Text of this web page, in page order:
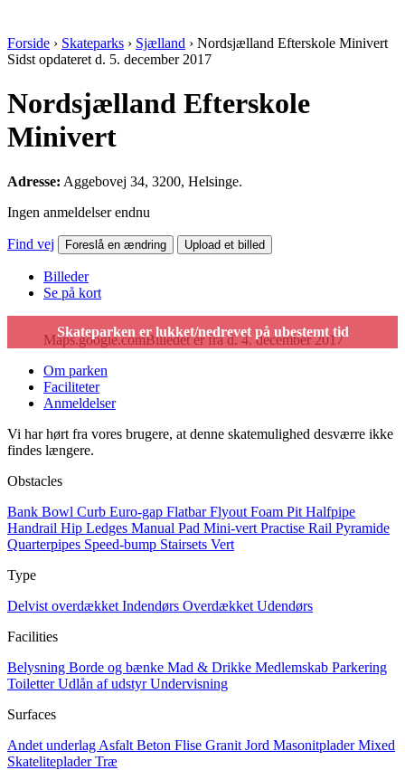
Forside › Skateparks › Sjælland › Nordsjælland Efterskole Minivert
Sidst opdateret d. 5. december 2017
Nordsjælland Efterskole
Minivert
Adresse: Aggebovej 34, 3200, Helsinge.
Ingen anmeldelser endnu
Find vej Foreslå en ændring Upload et billed
Billeder
Se på kort
Maps.google.comBilledet er fra d. 4. december 2017
Om parken
Faciliteter
Anmeldelser
Vi har hørt fra vores brugere, at denne skatemulighed desværre ikke
findes længere.
Obstacles
Bank Bowl Curb Euro-gap FlatbarFlyout Foam Pit Halfpipe
Handrail Hip Ledges Manual Pad Mini-vert Practise Rail Pyramide
Quarterpipes Speed-bump Stairsets Vert
Type
Delvist overdækket Indendørs Overdækket Udendørs
Facilities
Belysning Borde og bænke Mad & Drikke Medlemskab Parkering
ToiletterUdlån af udstyrUndervisning
Surfaces
Andet underlag Asfalt Beton Flise Granit Jord MasonitpladerMixed
SkatelitepladerTræ